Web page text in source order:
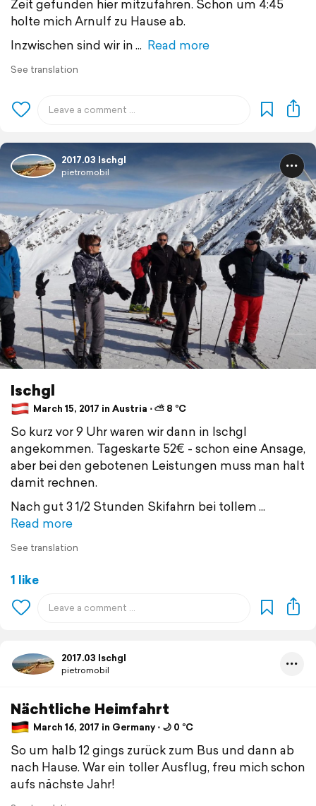
Zeit gefunden hier mitzufahren. Schon um 4:45
holte mich Arnulf zu Hause ab.
Inzwischen sind wir in
Read more
See translation
2017.03 Ischgl
pietromobil
Ischgl
March 15, 2017 in Austria ⋅ ⛅ 8 °C
So kurz vor 9 Uhr waren wir dann in Ischgl
angekommen. Tageskarte 52€ - schon eine Ansage,
aber bei den gebotenen Leistungen muss man halt
damit rechnen.
Nach gut 3 1/2 Stunden Skifahrn bei tollem
Read more
See translation
1 like
2017.03 Ischgl
pietromobil
Nächtliche Heimfahrt
March 16, 2017 in Germany ⋅ 🌙 0 °C
So um halb 12 gings zurück zum Bus und dann ab
nach Hause. War ein toller Ausflug, freu mich schon
aufs nächste Jahr!